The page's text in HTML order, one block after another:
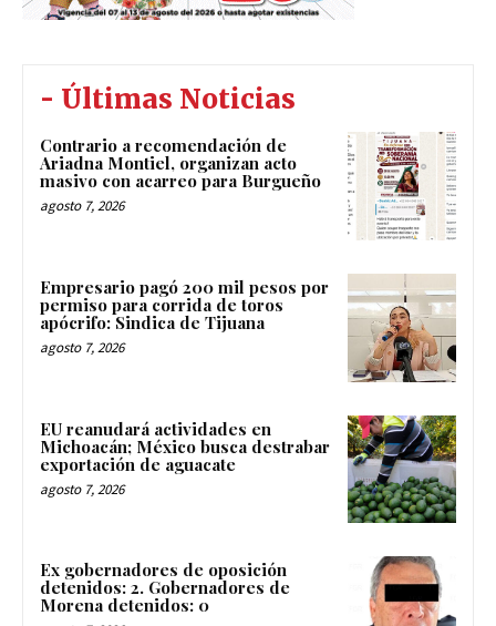
- Últimas Noticias
Contrario a recomendación de
Ariadna Montiel, organizan acto
masivo con acarreo para Burgueño
agosto 7, 2026
Empresario pagó 200 mil pesos por
permiso para corrida de toros
apócrifo: Sindica de Tijuana
agosto 7, 2026
EU reanudará actividades en
Michoacán; México busca destrabar
exportación de aguacate
agosto 7, 2026
Ex gobernadores de oposición
detenidos: 2. Gobernadores de
Morena detenidos: 0